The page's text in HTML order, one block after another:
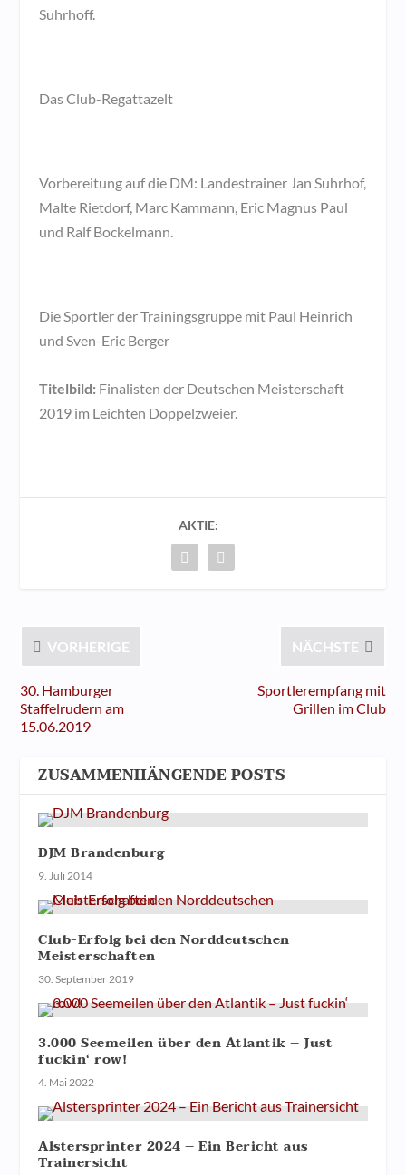
Suhrhoff.
Das Club-Regattazelt
Vorbereitung auf die DM: Landestrainer Jan Suhrhof,
Malte Rietdorf, Marc Kammann, Eric Magnus Paul
und Ralf Bockelmann.
Die Sportler der Trainingsgruppe mit Paul Heinrich
und Sven-Eric Berger
Titelbild: Finalisten der Deutschen Meisterschaft
2019 im Leichten Doppelzweier.
AKTIE:
VORHERIGE
30. Hamburger
Staffelrudern am
15.06.2019
NÄCHSTE
Sportlerempfang mit
Grillen im Club
ZUSAMMENHÄNGENDE POSTS
DJM Brandenburg
9. Juli 2014
Club-Erfolg bei den Norddeutschen
Meisterschaften
30. September 2019
3.000 Seemeilen über den Atlantik – Just
fuckin‘ row!
4. Mai 2022
Alstersprinter 2024 – Ein Bericht aus
Trainersicht